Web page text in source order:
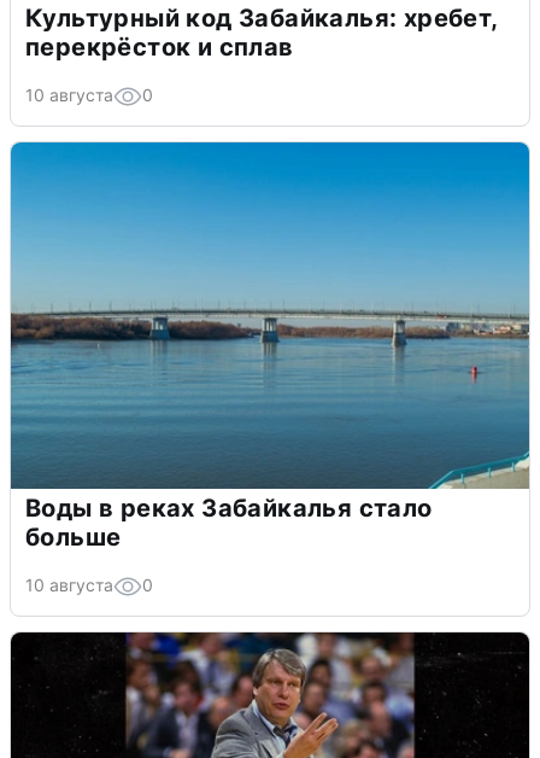
Культурный код Забайкалья: хребет,
перекрёсток и сплав
10 августа 0
Воды в реках Забайкалья стало
больше
10 августа 0